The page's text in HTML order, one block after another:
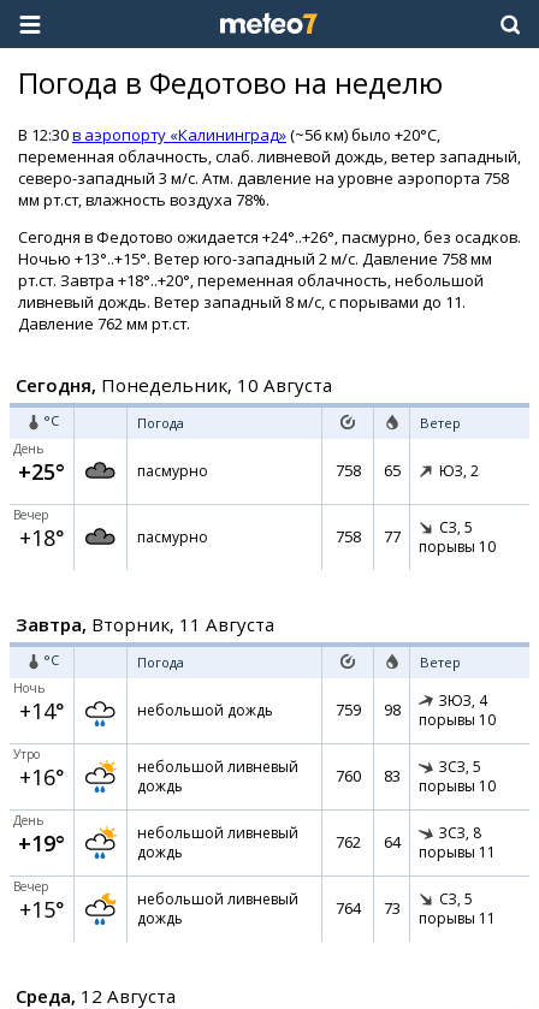
Погода в Федотово на неделю
В 12:30в аэропорту «Калининград»(~56 км) было +20°C,
переменная облачность, слаб. ливневой дождь, ветер западный,
северо-западный 3 м/с. Атм. давление на уровне аэропорта 758
мм рт.ст, влажность воздуха 78%.
Сегодня в Федотово ожидается +24°..+26°, пасмурно, без осадков.
Ночью +13°..+15°. Ветер юго-западный 2 м/с. Давление 758 мм
рт.ст. Завтра +18°..+20°, переменная облачность, небольшой
ливневый дождь. Ветер западный 8 м/с, с порывами до 11.
Давление 762 мм рт.ст.
Сегодня, Понедельник, 10 Августа
°C Погода Ветер
День
+25° пасмурно 758 65 ЮЗ, 2
Вечер
+18° пасмурно 758 77 СЗ, 5
порывы 10
Завтра, Вторник, 11 Августа
°C Погода Ветер
Ночь
+14° небольшой дождь 759 98 ЗЮЗ, 4
порывы 10
Утро
+16°
небольшой ливневый
дождь
760 83 ЗСЗ, 5
порывы 10
День
+19°
небольшой ливневый
дождь
762 64 ЗСЗ, 8
порывы 11
Вечер
+15°
небольшой ливневый
дождь
764 73 СЗ, 5
порывы 11
Среда, 12 Августа